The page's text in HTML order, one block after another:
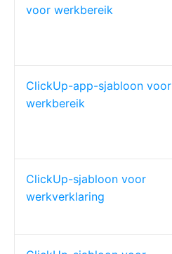
voor werkbereik
ClickUp-app-sjabloon voor
werkbereik
ClickUp-sjabloon voor
werkverklaring